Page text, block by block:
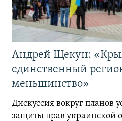
Андрей Щекун:
единственный
меньшинство»
Дискуссия вокруг планов
защиты прав